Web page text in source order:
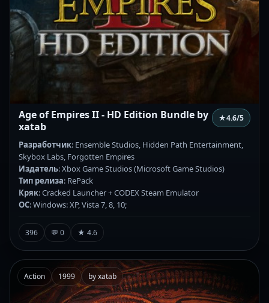
Age of Empires II - HD Edition Bundle by
xatab
★4.6/5
Разработчик: Ensemble Studios, Hidden Path Entertainment,
Skybox Labs, Forgotten Empires
Издатель: Xbox Game Studios (Microsoft Game Studios)
Тип релиза: RePack
Кряк: Cracked Launcher + CODEX Steam Emulator
ОС: Windows: XP, Vista 7, 8, 10;
396 💬 0 ★ 4.6
Action 1999 by xatab